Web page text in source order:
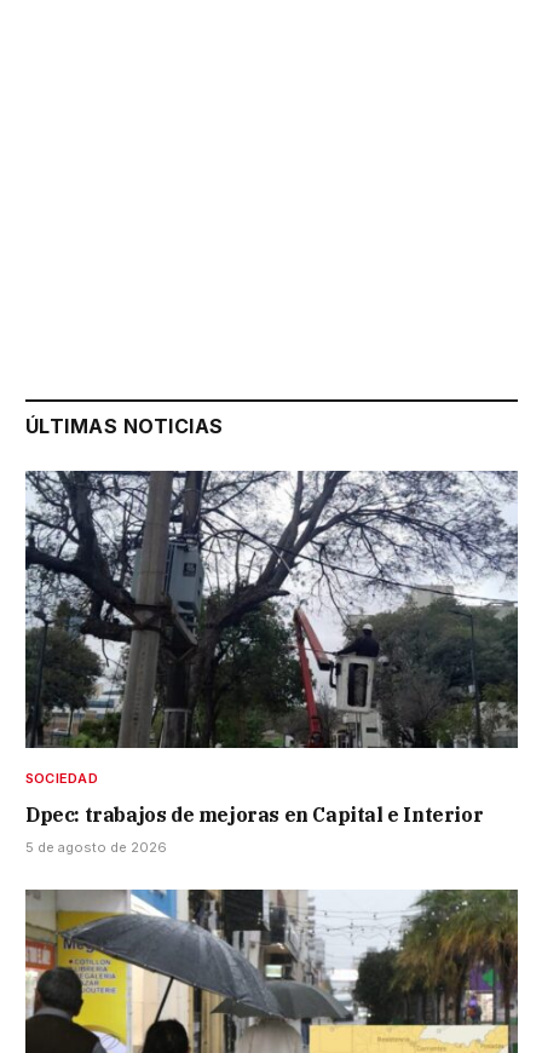
ÚLTIMAS NOTICIAS
SOCIEDAD
Dpec: trabajos de mejoras en Capital e Interior
5 de agosto de 2026